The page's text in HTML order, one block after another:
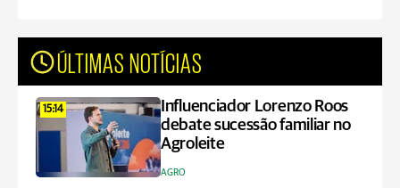
ÚLTIMAS NOTÍCIAS
15:14
Influenciador Lorenzo Roos
debate sucessão familiar no
Agroleite
AGRO